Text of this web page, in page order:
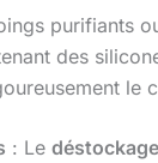
purifiants
des
le
: Le